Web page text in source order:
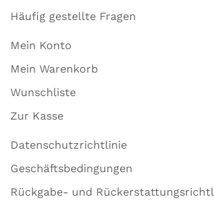
Häufig gestellte Fragen
Mein Konto
Mein Warenkorb
Wunschliste
Zur Kasse
Datenschutzrichtlinie
Geschäftsbedingungen
Rückgabe- und